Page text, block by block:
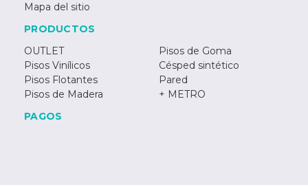
Mapa del sitio
PRODUCTOS
OUTLET
Pisos Vinílicos
Pisos Flotantes
Pisos de Madera
Pisos de Goma
Césped sintético
Pared
+ METRO
PAGOS